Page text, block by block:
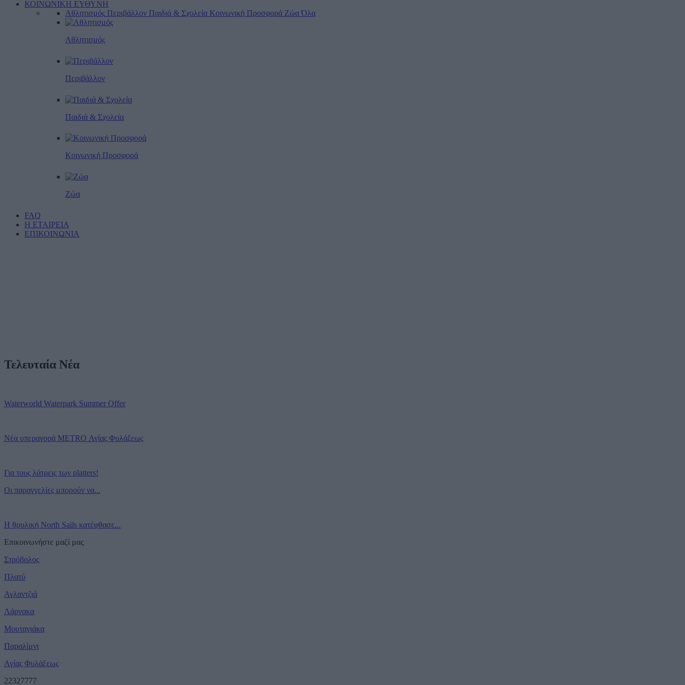
ΚΟΙΝΩΝΙΚΗ ΕΥΘΥΝΗ
Αθλητισμός Περιβάλλον Παιδιά & Σχολεία Κοινωνική Προσφορά Ζώα Όλα
Αθλητισμός
Περιβάλλον
Παιδιά & Σχολεία
Κοινωνική Προσφορά
Ζώα
FAQ
Η ΕΤΑΙΡΕΙΑ
ΕΠΙΚΟΙΝΩΝΙΑ
Τελευταία Νέα
Waterworld Waterpark Summer Offer
Νέα υπεραγορά METRO Αγίας Φυλάξεως
Για τους λάτρεις των platters!
Οι παραγγελίες μπορούν να...
Η θρυλική North Sails κατέφθασε...
Επικοινωνήστε μαζί μας
Στρόβολος
Πλατύ
Αγλαντζιά
Λάρνακα
Μουταγιάκα
Παραλίμνι
Αγίας Φυλάξεως
22327777